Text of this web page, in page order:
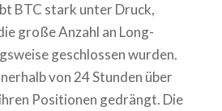
BTC stark unter Druck,
große Anzahl an Long-
geschlossen wurden.
von 24 Stunden über
Positionen gedrängt. Die